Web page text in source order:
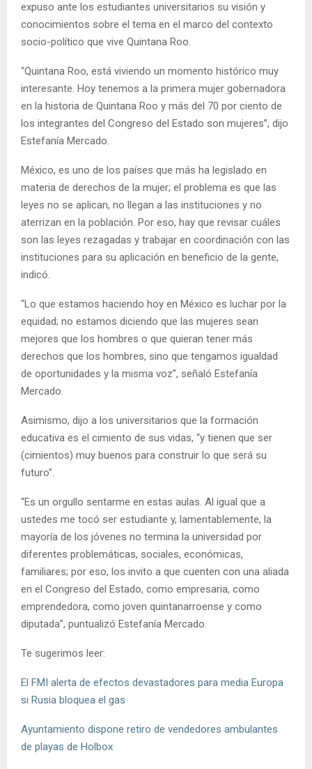
expuso ante los estudiantes universitarios su visión y
conocimientos sobre el tema en el marco del contexto
socio-político que vive Quintana Roo.
“Quintana Roo, está viviendo un momento histórico muy
interesante. Hoy tenemos a la primera mujer gobernadora
en la historia de Quintana Roo y más del 70 por ciento de
los integrantes del Congreso del Estado son mujeres”, dijo
Estefanía Mercado.
México, es uno de los países que más ha legislado en
materia de derechos de la mujer; el problema es que las
leyes no se aplican, no llegan a las instituciones y no
aterrizan en la población. Por eso, hay que revisar cuáles
son las leyes rezagadas y trabajar en coordinación con las
instituciones para su aplicación en beneficio de la gente,
indicó.
“Lo que estamos haciendo hoy en México es luchar por la
equidad; no estamos diciendo que las mujeres sean
mejores que los hombres o que quieran tener más
derechos que los hombres, sino que tengamos igualdad
de oportunidades y la misma voz”, señaló Estefanía
Mercado.
Asimismo, dijo a los universitarios que la formación
educativa es el cimiento de sus vidas, “y tienen que ser
(cimientos) muy buenos para construir lo que será su
futuro”.
“Es un orgullo sentarme en estas aulas. Al igual que a
ustedes me tocó ser estudiante y, lamentablemente, la
mayoría de los jóvenes no termina la universidad por
diferentes problemáticas, sociales, económicas,
familiares; por eso, los invito a que cuenten con una aliada
en el Congreso del Estado, como empresaria, como
emprendedora, como joven quintanarroense y como
diputada”, puntualizó Estefanía Mercado.
Te sugerimos leer:
El FMI alerta de efectos devastadores para media Europa
si Rusia bloquea el gas
Ayuntamiento dispone retiro de vendedores ambulantes
de playas de Holbox